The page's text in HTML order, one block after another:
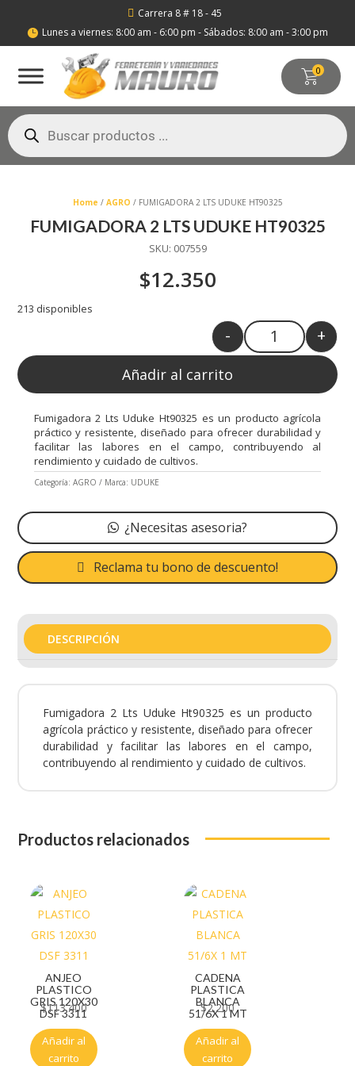
 Carrera 8 # 18 - 45
 Lunes a viernes: 8:00 am - 6:00 pm - Sábados: 8:00 am - 3:00 pm
0
Búsqueda
de
productos
Home / AGRO / FUMIGADORA 2 LTS UDUKE HT90325
FUMIGADORA 2 LTS UDUKE HT90325
SKU: 007559
$12.350
213 disponibles
Quantity
- +
Añadir al carrito
Fumigadora 2 Lts Uduke Ht90325 es un producto agrícola
práctico y resistente, diseñado para ofrecer durabilidad y
facilitar las labores en el campo, contribuyendo al
rendimiento y cuidado de cultivos.
Categoría: AGRO Marca: UDUKE
¿Necesitas asesoria?
Reclama tu bono de descuento!
DESCRIPCIÓN
Fumigadora 2 Lts Uduke Ht90325 es un producto
agrícola práctico y resistente, diseñado para ofrecer
durabilidad y facilitar las labores en el campo,
contribuyendo al rendimiento y cuidado de cultivos.
Productos relacionados
ANJEO
PLASTICO
GRIS 120X30
DSF 3311
$113.400
Añadir al
carrito
CADENA
PLASTICA
BLANCA
51/6X 1 MT
$2.200
Añadir al
carrito